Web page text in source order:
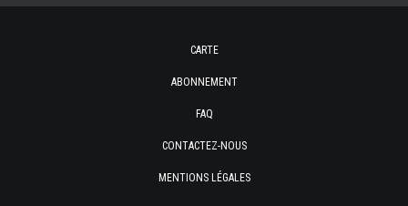
CARTE
ABONNEMENT
FAQ
CONTACTEZ-NOUS
MENTIONS LÉGALES